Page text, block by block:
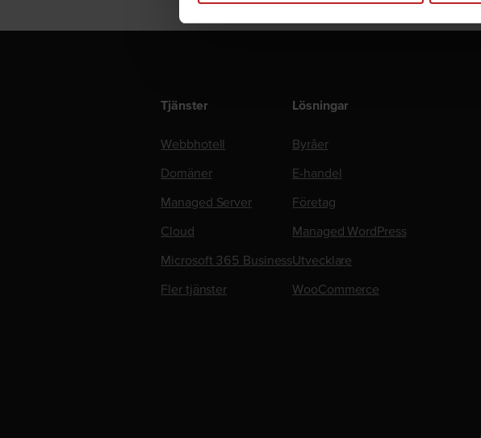
Tjänster
Webbhotell
Domäner
Managed Server
Cloud
Microsoft 365 Business
Fler tjänster
Lösningar
Byråer
E-handel
Företag
Managed WordPress
Utvecklare
WooCommerce